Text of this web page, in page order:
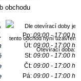
obchodu
Otevírací doba:
Po:09:00 - 17:00 h
Út:09:00 - 17:00 h
St:09:00 - 17:00 h
Čt:09:00 - 17:00 h
Pá:09:00 - 17:00 h